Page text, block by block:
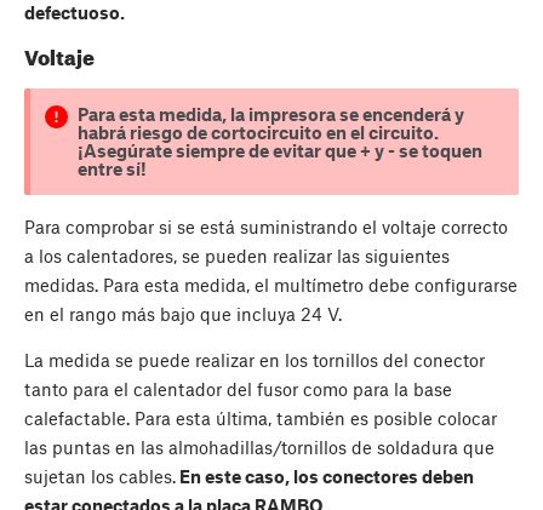
defectuoso.
Voltaje
Para esta medida, la impresora se encenderá y
habrá riesgo de cortocircuito en el circuito.
¡Asegúrate siempre de evitar que + y - se toquen
entre sí!
Para comprobar si se está suministrando el voltaje correcto
a los calentadores, se pueden realizar las siguientes
medidas. Para esta medida, el multímetro debe configurarse
en el rango más bajo que incluya 24 V.
La medida se puede realizar en los tornillos del conector
tanto para el calentador del fusor como para la base
calefactable. Para esta última, también es posible colocar
las puntas en las almohadillas/tornillos de soldadura que
sujetan los cables. En este caso, los conectores deben
estar conectados a la placa RAMBO.